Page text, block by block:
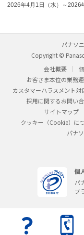
2026年4月1日（水）～2026
パナソ
Copyright ©
会社概要
お客さま本位の業務
カスタマーハラスメント対
採用に関するお問い
サイトマップ
クッキー（Cookie）に
パナ
個
パ
プ